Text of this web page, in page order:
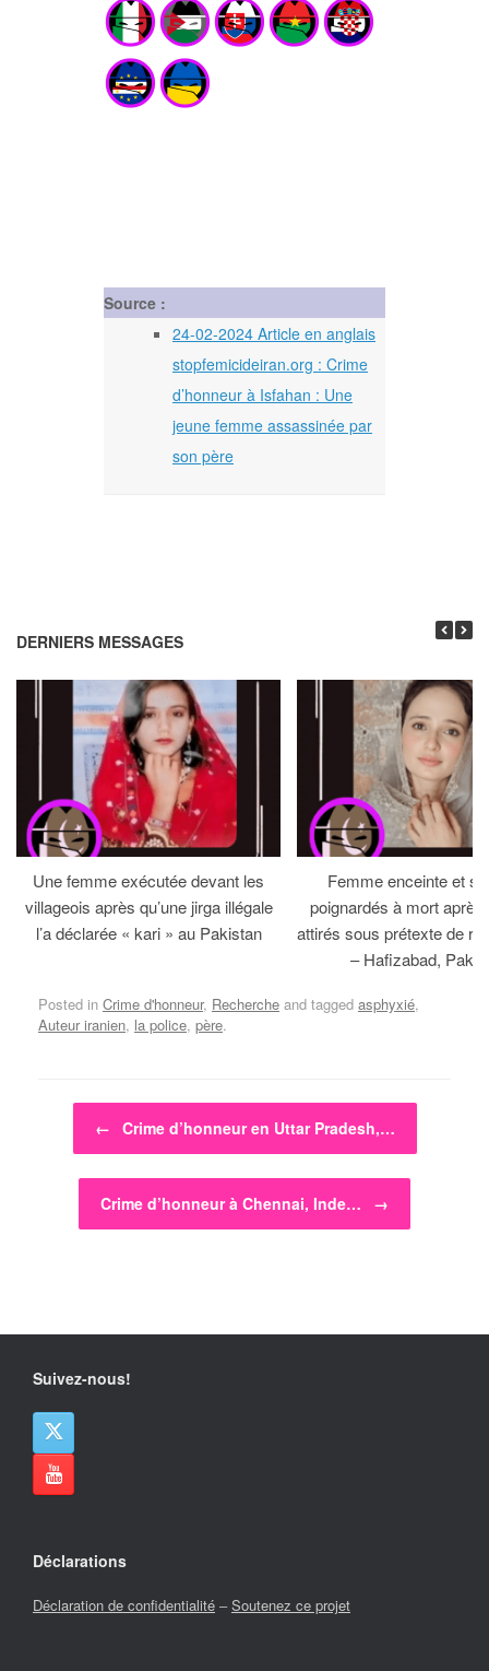
Source :
24-02-2024 Article en anglais
stopfemicideiran.org : Crime
d’honneur à Isfahan : Une
jeune femme assassinée par
son père
DERNIERS MESSAGES
Une femme exécutée devant les
villageois après qu’une jirga illégale
l’a déclarée « kari » au Pakistan
Femme enceinte et
poignardés à mort après
attirés sous prétexte de
– Hafizabad,
Posted in Crime d'honneur, Recherche and tagged asphyxié,
Auteur iranien, la police, père.
Post navigation
← Crime d’honneur en Uttar Pradesh,…
Crime d’honneur à Chennai, Inde… →
Suivez-nous!
Déclarations
Déclaration de confidentialité –Soutenez ce projet